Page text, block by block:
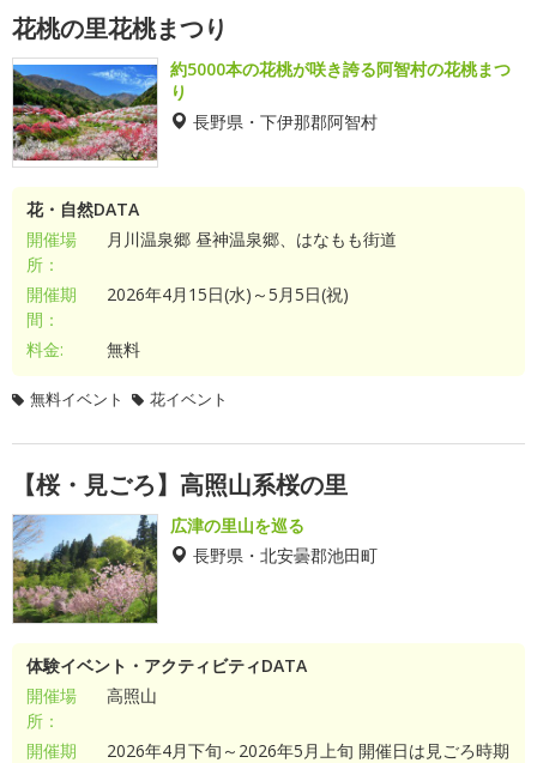
花桃の里花桃まつり
約5000本の花桃が咲き誇る阿智村の花桃まつ
り
長野県・下伊那郡阿智村
花・自然DATA
開催場
所：
月川温泉郷 昼神温泉郷、はなもも街道
開催期
間：
2026年4月15日(水)～5月5日(祝)
料金: 無料
無料イベント 花イベント
【桜・見ごろ】高照山系桜の里
広津の里山を巡る
長野県・北安曇郡池田町
体験イベント・アクティビティDATA
開催場
所：
高照山
開催期
2026年4月下旬～2026年5月上旬 開催日は見ごろ時期